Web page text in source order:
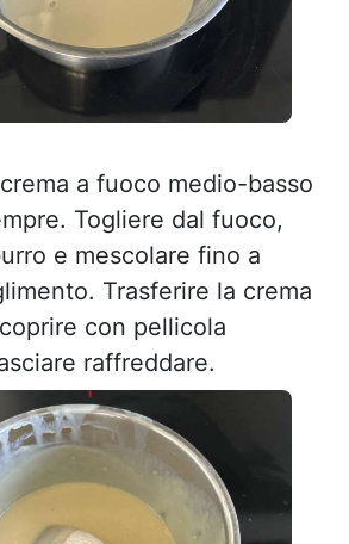
a fuoco medio-basso
Togliere dal fuoco,
e mescolare fino a
Trasferire la crema
con pellicola
raffreddare.